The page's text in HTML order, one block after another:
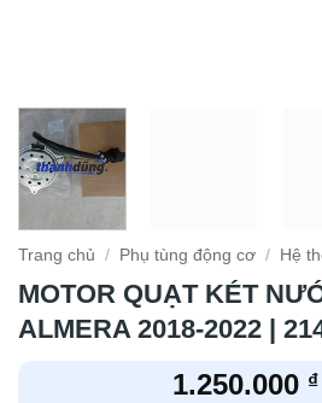
Trang chủ / Phụ tùng động cơ / Hệ
MOTOR QUẠT KÉT
ALMERA 2018-2022 |
1.250.000 ₫